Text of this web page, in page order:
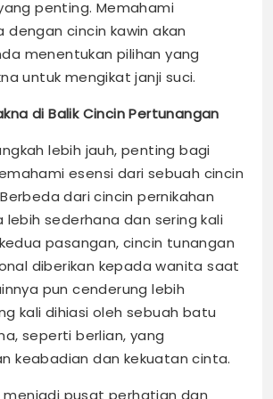
penting. Memahami
dengan cincin kawin akan
menentukan pilihan yang
untuk mengikat janji suci.
di Balik Cincin Pertunangan
lebih jauh, penting bagi
esensi dari sebuah cincin
dari cincin pernikahan
lebih sederhana dan sering kali
pasangan, cincin tunangan
diberikan kepada wanita saat
pun cenderung lebih
kali dihiasi oleh sebuah batu
seperti berlian, yang
keabadian dan kekuatan cinta.
menjadi pusat perhatian dan